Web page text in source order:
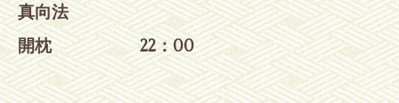
真向法
開枕 22：00